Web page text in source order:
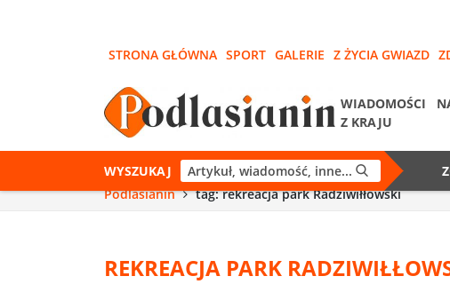
STRONA GŁÓWNA SPORT GALERIE Z ŻYCIA GWIAZD
WIADOMOŚCI
Z KRAJU
WYSZUKAJ
Podlasianin
tag: rekreacja park Radziwiłłowski
REKREACJA PARK